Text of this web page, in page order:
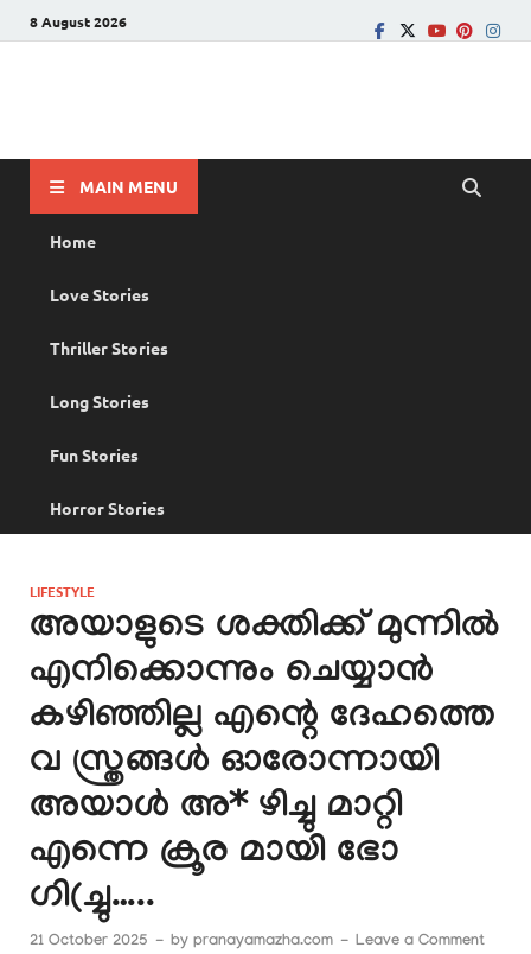
8 August 2026
MAIN MENU
Home
Love Stories
Thriller Stories
Long Stories
Fun Stories
Horror Stories
LIFESTYLE
അയാളുടെ ശക്തിക്ക് മുന്നിൽ
എനിക്കൊന്നും ചെയ്യാൻ
കഴിഞ്ഞില്ല എന്റെ ദേഹത്തെ
വ സ്ത്രങ്ങൾ ഓരോന്നായി
അയാൾ അ* ഴിച്ചു മാറ്റി
എന്നെ ക്രൂര മായി ഭോ
ഗി(ച്ചു…..
21 October 2025 - by pranayamazha.com - Leave a Comment